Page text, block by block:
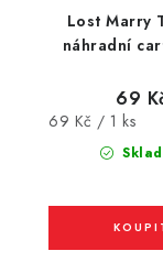
Lost Marry
náhradní
jahoda)
69
Měrná
69 Kč / 1 ks